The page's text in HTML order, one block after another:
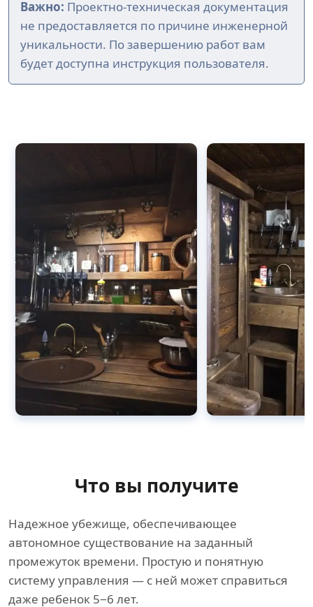
Важно: Проектно-техническая документация
не предоставляется по причине инженерной
уникальности. По завершению работ вам
будет доступна инструкция пользователя.
Что вы получите
Надежное убежище, обеспечивающее
автономное существование на заданный
промежуток времени. Простую и понятную
систему управления — с ней может справиться
даже ребенок 5−6 лет.